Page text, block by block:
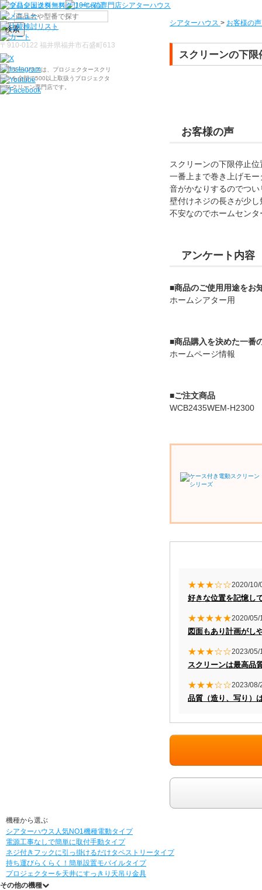
検索
シアターハウス > お客様の声
スクリーンの下
お客様の声
スクリーンの下限停止
一番上まで巻き上げモ
音がかなりするのでつ
壁付けネジの長さが少
不安なのでホームセン
アンケート内容
■商品のご使用用途をお
ホームシアター用
■商品購入を決めた一番
ホームページ情報
■ご注文商品
WCB2435WEM-H2300
★★★☆☆2020/10/
好きな位置を記憶し
★★★★★2020/05/
図面もあり計画がし
★★★☆☆2023/05/
スクリーンは最高品
★★★☆☆2023/08/
品質（造り、写り）
機種から選ぶ
シアターハウス人気NO1機種電動タイプ
電源工事なしで簡単に取付手動タイプ
ネジ付きフックに引っ掛けるだけタペストリータイプ
持ち運びらくらく！簡単設置モバイルタイプ
プロジェクターを天井にすっきり 天吊り金具
その他の機種
〒910-0122 福井県福井市石盛町613
シアターハウスは、プロジェクタースクリ
ーンを全部で500以上取扱うプロジェクタ
ースクリーン専門店です。